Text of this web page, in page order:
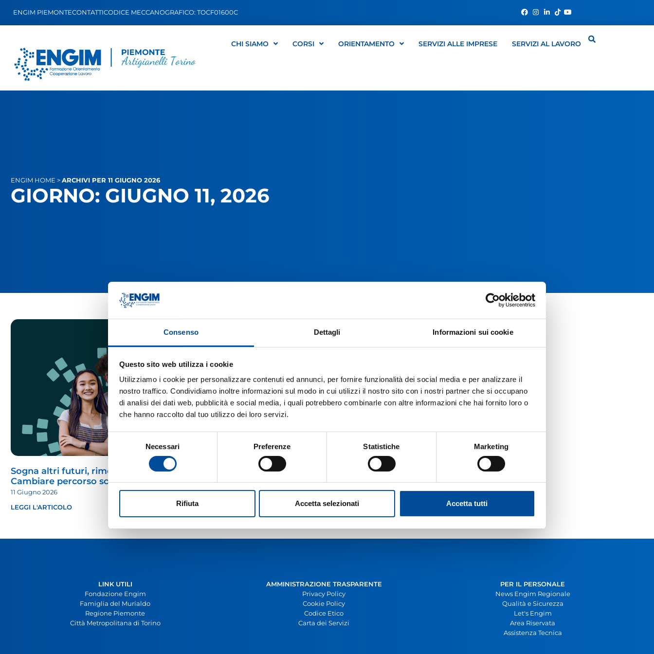
Consenso Dettagli Informazioni sui cookie
Questo sito web utilizza i cookie
Utilizziamo i cookie per personalizzare contenuti ed annunci, per fornire funzionalità dei social media e per analizzare il
nostro traffico. Condividiamo inoltre informazioni sul modo in cui utilizzi il nostro sito con i nostri partner che si occupano
di analisi dei dati web, pubblicità e social media, i quali potrebbero combinarle con altre informazioni che hai fornito loro o
che hanno raccolto dal tuo utilizzo dei loro servizi.
Selezione
del
Necessari Preferenze Statistiche Marketing
Rifiuta Accetta selezionati Accetta tutti
ENGIM PIEMONTECONTATTICODICE MECCANOGRAFICO: TOCF01600C
CHI SIAMO CORSI ORIENTAMENTO SERVIZI ALLE IMPRESE SERVIZI AL LAVORO
ENGIM HOME > ARCHIVI PER 11 GIUGNO 2026
GIORNO: GIUGNO 11, 2026
Sogna altri futuri, rimettiti in gioco. |
Cambiare percorso scolastico
11 Giugno 2026
LEGGI L'ARTICOLO
LINK UTILI
Fondazione Engim
Famiglia del Murialdo
Regione Piemonte
Città Metropolitana di Torino
AMMINISTRAZIONE TRASPARENTE
Privacy Policy
Cookie Policy
Codice Etico
Carta dei Servizi
PER IL PERSONALE
News Engim Regionale
Qualità e Sicurezza
Let's Engim
Area Riservata
Assistenza Tecnica